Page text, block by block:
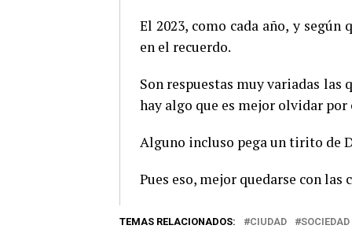
El 2023, como cada año, y
en el recuerdo.
Son respuestas muy variadas las
hay algo que es mejor olvidar
Alguno incluso pega un tirito de
Pues eso, mejor quedarse con las
TEMAS RELACIONADOS: CIUDAD SOCIEDAD